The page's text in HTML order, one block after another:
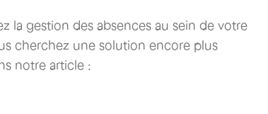
la gestion des absences au sein de votre
cherchez une solution encore plus
notre article :